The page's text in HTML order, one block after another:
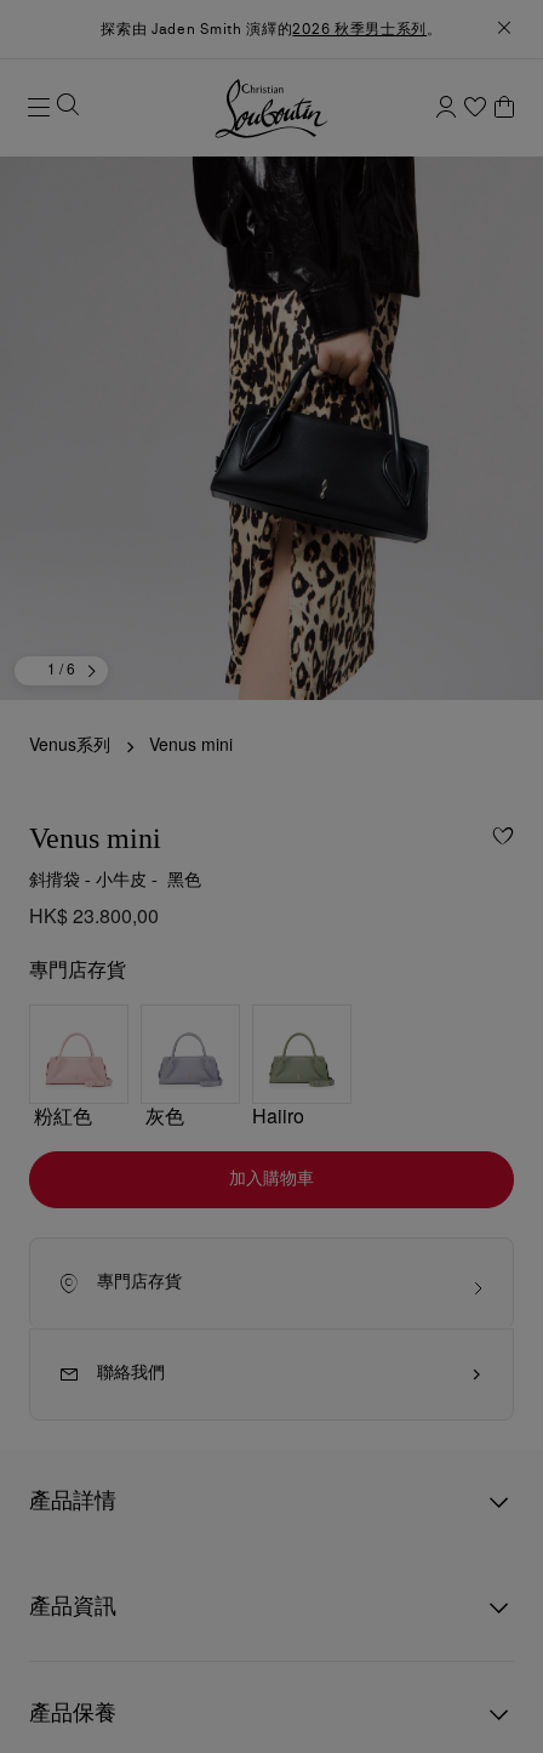
探索由 Jaden Smith 演繹的2026 秋季男士系列 。
1 / 6
Venus系列 Venus mini
Venus mini
斜揹袋 - 小牛皮 - 黑色
HK$ 23.800,00
專門店存貨
粉紅色 灰色 Haiiro
加入購物車
專門店存貨
聯絡我們
產品詳情
藝。袋身以黑色Cordia小牛皮製成，管狀弧形手挽添上同色皮革
飾邊，並連接模仿Miss Z高跟鞋鞋底的固定片，正面則以呼應標
產品資訊
顏色
黑色
物料
小牛皮
產品保養